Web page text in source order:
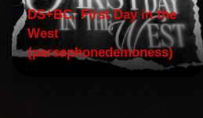
DS+BC: First Day in the
West
(persephonedemoness)